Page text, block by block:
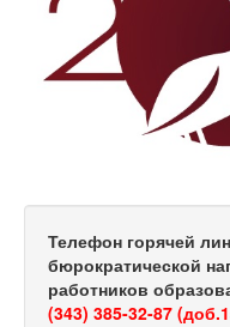
Телефон горячей
бюрократической
работников
(343) 385-32-87